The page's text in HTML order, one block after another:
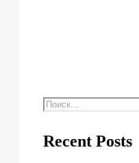
Recent Posts